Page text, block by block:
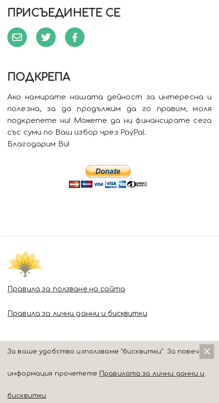
ПРИСЪЕДИНЕТЕ СЕ
ПОДКРЕПА
Ако намирате нашата дейност за интересна и
полезна, за да продължим да го правим, моля
подкрепете ни! Можете да ни финансирате сега
със суми по Ваш избор чрез PayPal.
Благодарим Ви!
Правила за ползване на сайта
Правила за лични данни и бисквитки
За ваше удобство използваме "бисквитки". За повече
информация прочетете Правилата за лични данни и
бисквитки